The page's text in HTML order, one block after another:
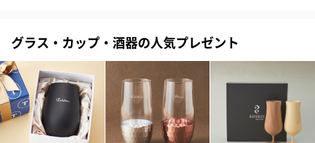
結婚祝いギフトへの＋αにおすすめです。新生活を彩るギフトオプ
商品と同梱してお届けいたします。
グラス・カップ・酒器の人気プレゼント